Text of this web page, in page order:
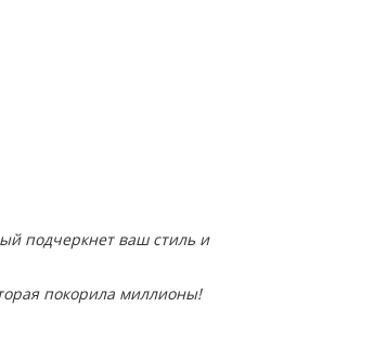
подчеркнет ваш стиль и
покорила миллионы!